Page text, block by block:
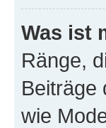
Was ist
Ränge,
Beiträge
wie